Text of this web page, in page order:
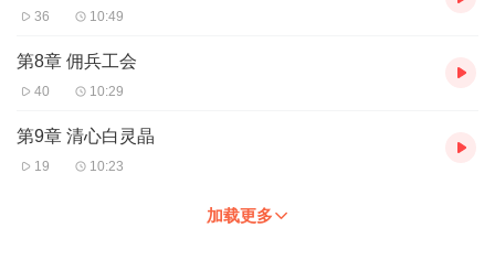
36 10:49
第8章 佣兵工会
40 10:29
第9章 清心白灵晶
19 10:23
加载更多